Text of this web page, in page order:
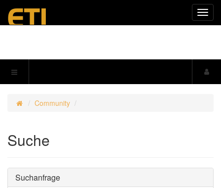
Community
Suche
Suchanfrage